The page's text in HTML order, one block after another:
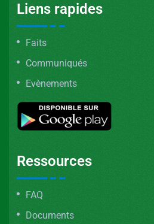
Liens rapides
Faits
Communiqués
Evènements
Ressources
FAQ
Documents